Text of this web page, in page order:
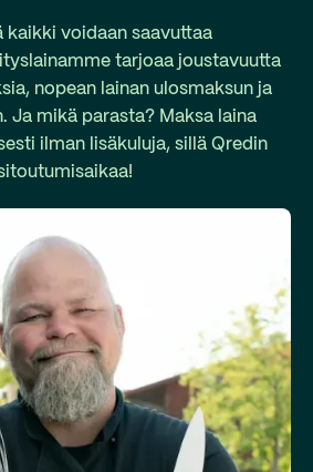
kaikki voidaan saavuttaa
tarjoaa joustavuutta
nopean lainan ulosmaksun ja
Ja mikä parasta? Maksa laina
ilman lisäkuluja, sillä Qredin